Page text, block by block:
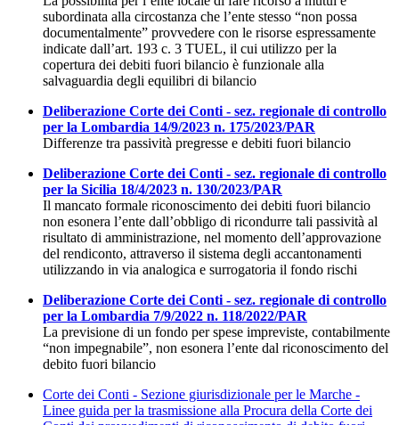
subordinata alla circostanza che l’ente stesso “non possa
documentalmente” provvedere con le risorse espressamente
indicate dall’art. 193 c. 3 TUEL, il cui utilizzo per la
copertura dei debiti fuori bilancio è funzionale alla
salvaguardia degli equilibri di bilancio
Deliberazione Corte dei Conti - sez. regionale di controllo
per la Lombardia 14/9/2023 n. 175/2023/PAR
Differenze tra passività pregresse e debiti fuori bilancio
Deliberazione Corte dei Conti - sez. regionale di controllo
per la Sicilia 18/4/2023 n. 130/2023/PAR
Il mancato formale riconoscimento dei debiti fuori bilancio
non esonera l’ente dall’obbligo di ricondurre tali passività al
risultato di amministrazione, nel momento dell’approvazione
del rendiconto, attraverso il sistema degli accantonamenti
utilizzando in via analogica e surrogatoria il fondo rischi
Deliberazione Corte dei Conti - sez. regionale di controllo
per la Lombardia 7/9/2022 n. 118/2022/PAR
La previsione di un fondo per spese impreviste, contabilmente
“non impegnabile”, non esonera l’ente dal riconoscimento del
debito fuori bilancio
Corte dei Conti - Sezione giurisdizionale per le Marche -
Linee guida per la trasmissione alla Procura della Corte dei